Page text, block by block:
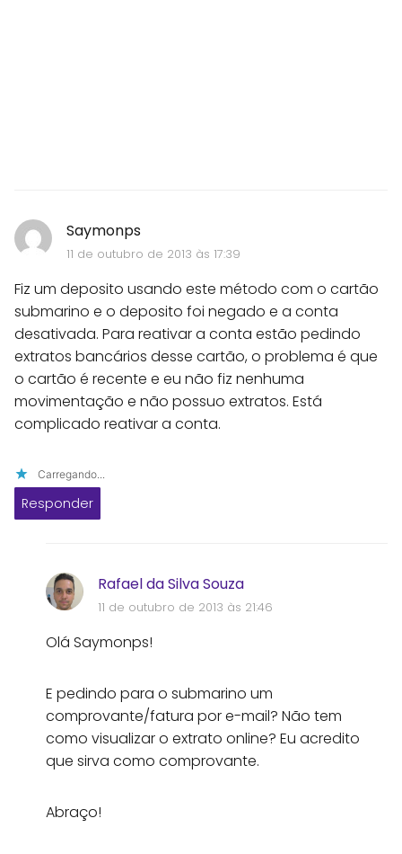
Saymonps
11 de outubro de 2013 às 17:39
Fiz um deposito usando este método com o cartão
submarino e o deposito foi negado e a conta
desativada. Para reativar a conta estão pedindo
extratos bancários desse cartão, o problema é que
o cartão é recente e eu não fiz nenhuma
movimentação e não possuo extratos. Está
complicado reativar a conta.
Carregando...
Responder
Rafael da Silva Souza
11 de outubro de 2013 às 21:46
Olá Saymonps!
E pedindo para o submarino um
comprovante/fatura por e-mail? Não tem
como visualizar o extrato online? Eu acredito
que sirva como comprovante.
Abraço!